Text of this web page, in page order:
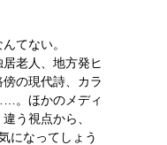
てない。
老人、地方発ヒ
の現代詩、カラ
。ほかのメディ
う視点から、
になってしょう